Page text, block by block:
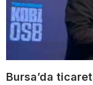
Bursa’da